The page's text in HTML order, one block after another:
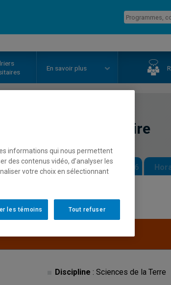
En savoir plus
du Quaternaire
2026 Horaire - Automne 2026
Discipline : Sciences de la Terre
informations qui nous permettent
des contenus vidéo, d’analyser les
votre choix en sélectionnant
Tout refuser
les témoins